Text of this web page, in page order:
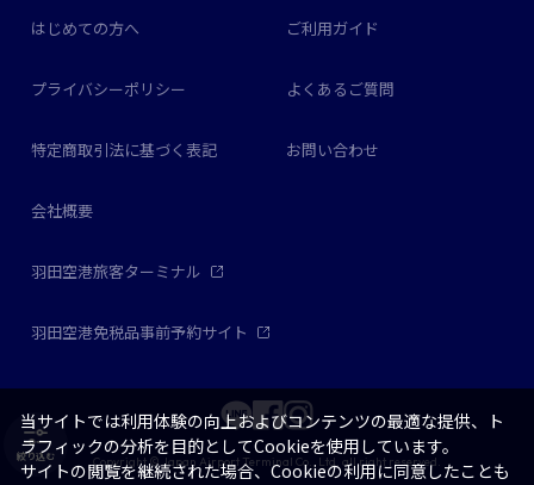
絞り込む
はじめての方へ ご利用ガイド
プライバシーポリシー よくあるご質問
特定商取引法に基づく表記 お問い合わせ
会社概要
羽田空港旅客ターミナル
羽田空港免税品事前予約サイト
Copyright © Japan Airport Terminal Co., Ltd. all right reserved.
当サイトでは利用体験の向上およびコンテンツの最適な提供、ト
ラフィックの分析を目的としてCookieを使用しています。
サイトの閲覧を継続された場合、Cookieの利用に同意したことも